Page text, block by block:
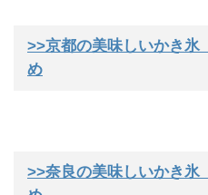
>>京都の美味しいかき氷
め
>>奈良の美味しいかき氷